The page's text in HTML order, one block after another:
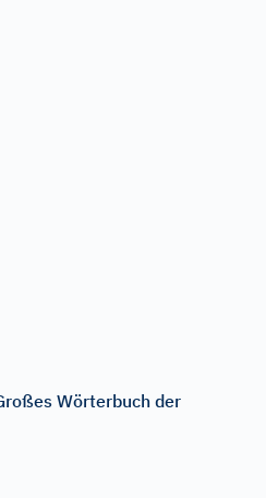
Wörterbuch der